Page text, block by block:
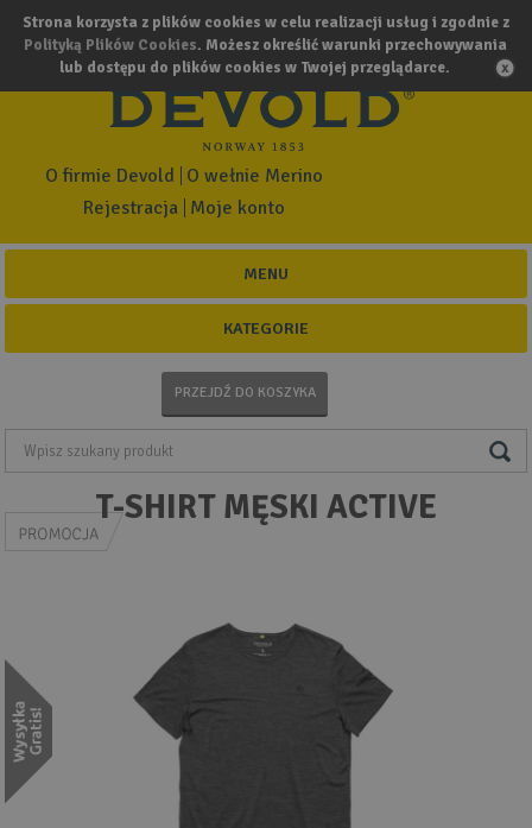
Strona korzysta z plików cookies w celu realizacji usług i zgodnie z
Polityką Plików Cookies. Możesz określić warunki przechowywania
lub dostępu do plików cookies w Twojej przeglądarce.
Rejestracja Moje konto
O firmie Devold O wełnie Merino
MENU
KATEGORIE
PRZEJDŹ DO KOSZYKA
T-SHIRT MĘSKI ACTIVE